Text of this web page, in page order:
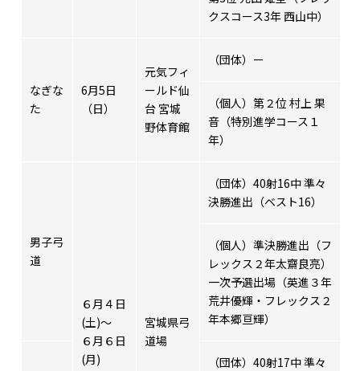
クスコース3年 西山中）
なぎな
た
6月5日
（日）
元気フィ
ールド仙
台 宮城
野体育館
（団体）ー
（個人）第２位 村上 果
音（特別進学コース１
年）
男子弓
道
６月４日
(土)～
６月６日
(月)
宮城県弓
道場
（団体）40射16中 準々
決勝進出（ベスト16）
（個人）準決勝進出（フ
レックス２年太齋良亮）
一次予選出場（英進３年
荒井優輝・フレックス２
年本郷亘輝）
（団体）40射17中 準々